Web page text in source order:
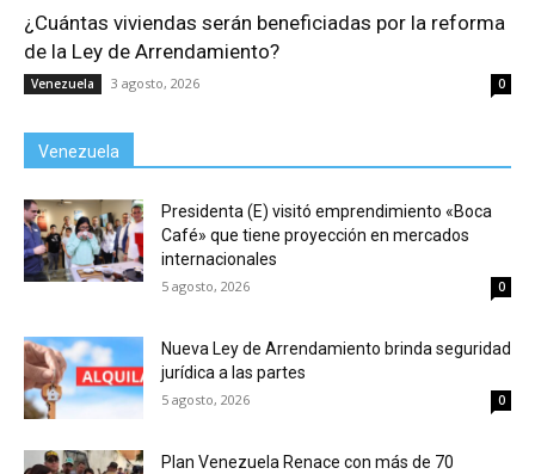
¿Cuántas viviendas serán beneficiadas por la reforma
de la Ley de Arrendamiento?
Venezuela 3 agosto, 2026 0
Venezuela
Presidenta (E) visitó emprendimiento «Boca
Café» que tiene proyección en mercados
internacionales
5 agosto, 2026 0
Nueva Ley de Arrendamiento brinda seguridad
jurídica a las partes
5 agosto, 2026 0
Plan Venezuela Renace con más de 70